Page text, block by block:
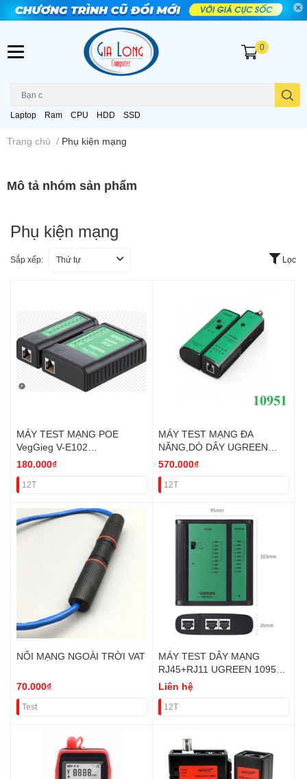
Laptop Ram CPU HDD SSD
0
Trang chủ / Phụ kiện mạng
Mô tả nhóm sản phẩm
Phụ kiện mạng
Sắp xếp: Thứ tự Lọc
MÁY TEST MẠNG POE
VegGieg V-E102
(RJ45+RJ11+POE) VAT
180.000₫
12T
MÁY TEST MẠNG ĐA
NĂNG,DÒ DÂY UGREEN
10951 (RJ11+RJ12+RJ45)
570.000₫
12T
NỐI MẠNG NGOÀI TRỜI VAT
70.000₫
Test
MÁY TEST DÂY MẠNG
RJ45+RJ11 UGREEN 10950
VAT
Liên hệ
12T